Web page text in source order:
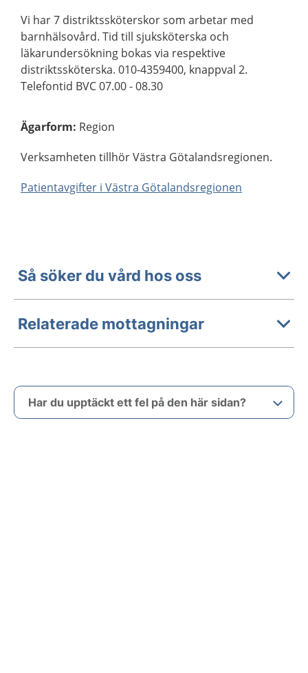
Vi har 7 distriktssköterskor som arbetar med
barnhälsovård. Tid till sjuksköterska och
läkarundersökning bokas via respektive
distriktssköterska. 010-4359400, knappval 2.
Telefontid BVC 07.00 - 08.30
Ägarform: Region
Verksamheten tillhör Västra Götalandsregionen.
Patientavgifter i Västra Götalandsregionen
Så söker du vård hos oss
Relaterade mottagningar
Har du upptäckt ett fel på den här sidan?